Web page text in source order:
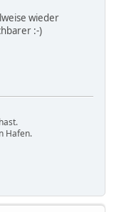
wieder
:-)
Hafen.